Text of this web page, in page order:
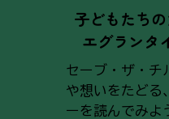
子どもたち
エグランタ
セーブ・ザ・チ
や想いをたどる
ーを読んでみよ